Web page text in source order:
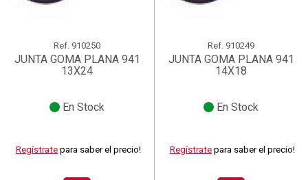
Ref. 910250
JUNTA GOMA PLANA 941
13X24
En Stock
Regístrate para saber el precio!
Ref. 910249
JUNTA GOMA PLANA 941
14X18
En Stock
Regístrate para saber el precio!